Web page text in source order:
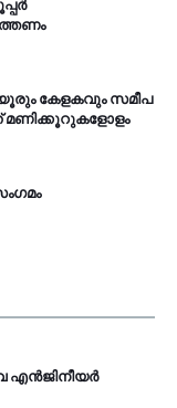
കേളകവും സമീപ
മണിക്കൂറുകളോളം
എൻജിനീയര്‍